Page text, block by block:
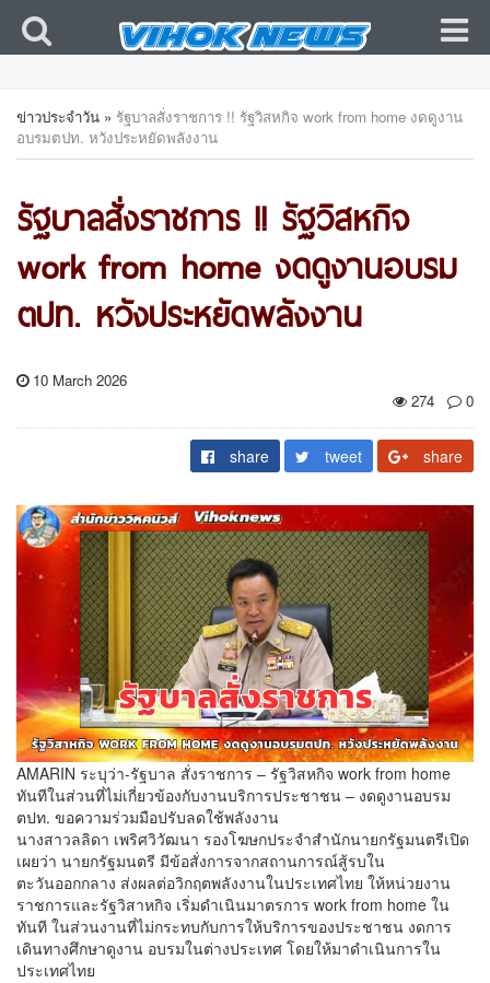
ข่าวประจำวัน » รัฐบาล​สั่ง​ราชการ !!​ รัฐวิสหกิจ​ work from home งดดูงาน
อบรมตปท. หวังประหยัดพลังงาน
รัฐบาล​สั่ง​ราชการ !!​ รัฐวิสหกิจ​
work from home งดดูงานอบรม
ตปท. หวังประหยัดพลังงาน
10 March 2026
274
0
share tweet share
AMARIN ระบุว่า-รัฐบาล​ สั่ง​ราชการ​ – รัฐวิสหกิจ​ work from home
ทันที​ในส่วนที่ไม่เกี่ยวข้องกับงานบริการประชาชน​ – งดดูงานอบรม
ตปท. ขอความร่วมมือ​ปรับลดใช้พลังงาน​
นางสาวลลิดา เพริศวิวัฒนา​ รองโฆษกประจำสำนักนายกรัฐมนตรีเปิด
เผยว่า นายก​รั​ฐมนตรี มีข้อสั่งการจากสถานการณ์สู้รบใน
ตะวันออกกลาง ส่งผลต่อวิกฤตพลังงานในประเทศไทย ให้หน่วยงาน
ราชการ​และรัฐวิสาหกิจ เริ่มดำเนินมาตรการ work from home ใน
ทันที ในส่วนงานที่ไม่กระทบกับการให้บริการของประชาชน งดการ
เดินทางศึกษาดูงาน​ อบรมในต่างประเทศ โดยให้มาดำเนินการใน
ประเทศไทย